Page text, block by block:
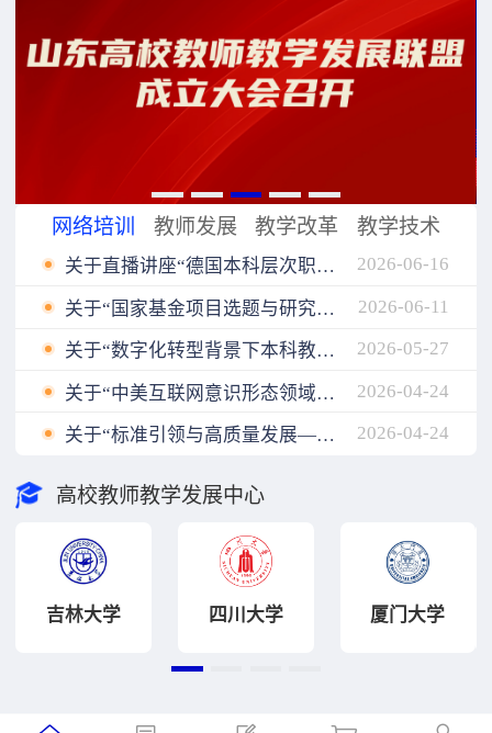
网络培训 教师发展 教学改革 教学技术
关于直播讲座“德国本科层次职业教育人才培养模式与我国职业本科教育发展”延期的公告 2026-06-16
关于“国家基金项目选题与研究设计”改期举办的公告 2026-06-11
关于“数字化转型背景下本科教学质量评价体系的迭代升级与创新实践”直播讲座改期公告 2026-05-27
关于“中美互联网意识形态领域话语权博弈：‌现状与趋势”直播讲座因故取消的公告 2026-04-24
关于“标准引领与高质量发展——高校教师教学发展工作高级研修班”改期举办的公告 2026-04-24
高校教师教学发展中心
吉林大学 四川大学 厦门大学